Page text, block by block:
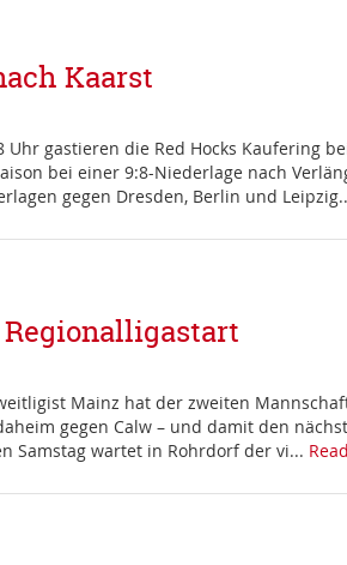
Kaarst
gastieren die Red Hocks Kaufering
bei einer 9:8-Niederlage nach
gegen Dresden, Berlin und
Mainz hat der zweiten
gegen Calw – und damit den
Samstag wartet in Rohrdorf der vi...